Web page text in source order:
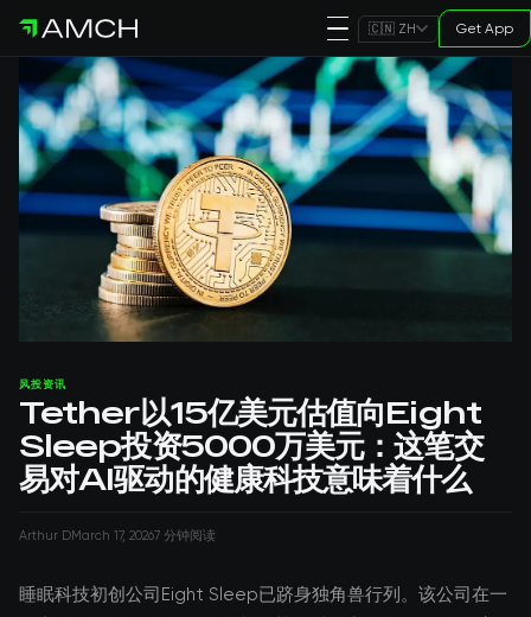
🇨🇳 ZH Get App
风投资讯
Tether以15亿美元估值向Eight
Sleep投资5000万美元：这笔交
易对AI驱动的健康科技意味着什么
Arthur DMarch 17, 20267 分钟阅读
睡眠科技初创公司Eight Sleep已跻身独角兽行列。该公司在一